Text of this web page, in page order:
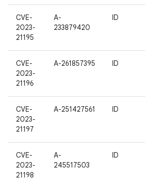
CVE-
2023-
21195
A-
233879420
ID
CVE-
2023-
21196
A-261857395 ID
CVE-
2023-
21197
A-251427561 ID
CVE-
2023-
21198
A-
245517503
ID